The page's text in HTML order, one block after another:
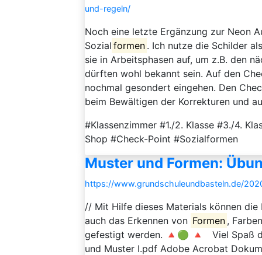
und-regeln/
Noch eine letzte Ergänzung zur Neon
Sozial formen . Ich nutze die Schilder
sie in Arbeitsphasen auf, um z.B. den
dürften wohl bekannt sein. Auf den
nochmal gesondert eingehen. Den
beim Bewältigen der Korrekturen und
#Klassenzimmer #1./2. Klasse #3./4.
Shop #Check-Point #Sozialformen
Muster und Formen:
https://www.grundschuleundbasteln.de/
// Mit Hilfe dieses Materials können
auch das Erkennen von Formen ,
gefestigt werden. 🔺🟢 🔺 Viel Spaß
und Muster I.pdf Adobe Acrobat